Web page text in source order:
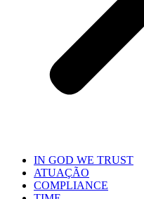
IN GOD WE TRUST
ATUAÇÃO
COMPLIANCE